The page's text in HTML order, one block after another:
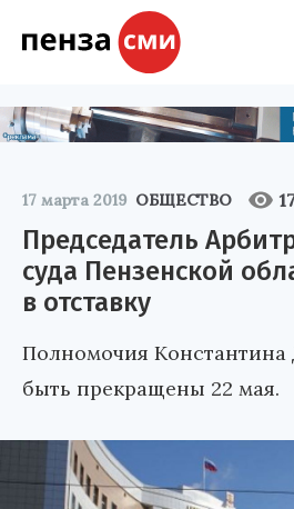
17 марта 2019 ОБЩЕСТВО
Председатель
суда Пензенской
в отставку
Полномочия Константина
быть прекращены 22 мая.